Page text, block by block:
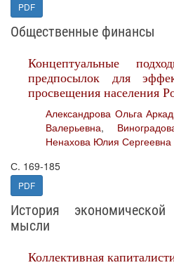
PDF
Общественные финансы
Концептуальные
предпосылок для
просвещения населения
Александрова Ольга
Валерьевна,
Ненахова Юлия Сергеевна
С. 169-185
PDF
История
мысли
Коллективная